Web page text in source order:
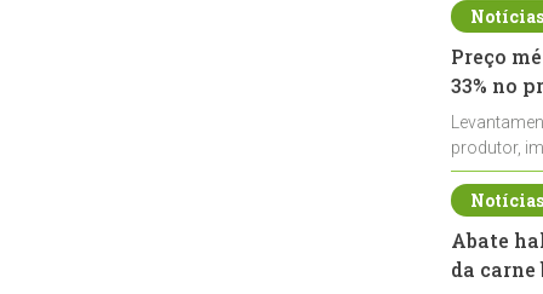
Preço
33% no
produtor,
de leite cru
Abate
da